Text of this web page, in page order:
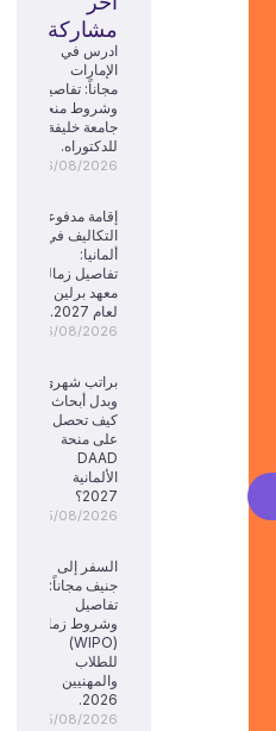
مشاركة
ادرس في
الإمارات
مجاناً: تفاصيل
وشروط منحة
جامعة خليفة
للدكتوراه.
06/08/2026
إقامة مدفوعة
التكاليف في
ألمانيا:
تفاصيل زمالة
معهد برلين
لعام 2027.
06/08/2026
براتب شهري
وبدل أبحاث:
كيف تحصل
على منحة
DAAD
الألمانية
2027؟
05/08/2026
السفر إلى
جنيف مجاناً:
تفاصيل
وشروط زمالة
(WIPO)
للطلاب
والمهنيين
2026.
05/08/2026